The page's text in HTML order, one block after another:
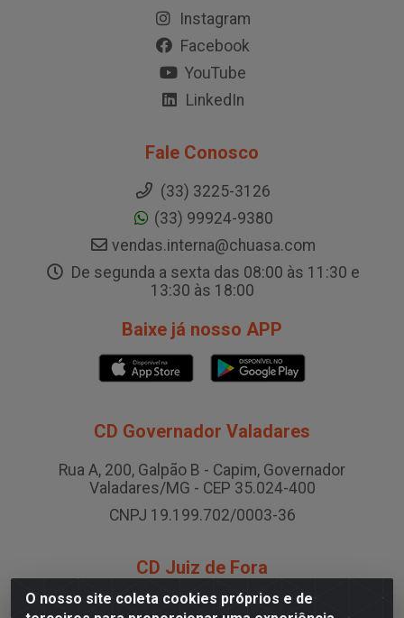
O nosso site coleta cookies próprios e de
Instagram
Facebook
YouTube
LinkedIn
Fale Conosco
(33) 3225-3126
(33) 99924-9380
vendas.interna@chuasa.com
De segunda a sexta das 08:00 às 11:30 e
13:30 às 18:00
Baixe já nosso APP
CD Governador Valadares
Rua A, 200, Galpão B - Capim, Governador
Valadares/MG - CEP 35.024-400
CNPJ 19.199.702/0003-36
CD Juiz de Fora
Rodovia BR-040 , Nº 0, Área B2 Condominio Brasil